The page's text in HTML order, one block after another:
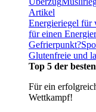
Artikel
Energieriegel für
für einen
Gefrierpunkt?
Glutenfreie und
Top 5 der
Für ein
Wettkampf!